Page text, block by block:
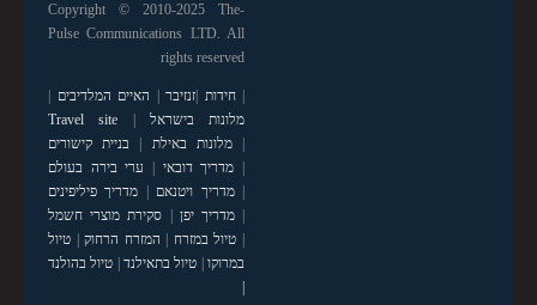
Copyright © 2010-2025 The-
Pulse Communications LTD. All
rights reserved
|חידות זנזיבר האיים המלדיבים
מלונות בישראל
Travel site
|מלונות באילת
בניית קישורים
מדריך דובאי
ערי בירה בעולם
|מדריך ויטנאם
מדריך פיליפינים
|מדריך יפן
סקירת מוצרי חשמל
טיול במזרח המזרח הרחוק| טיול
במרוקו| טיול בתאילנד| טיול בהולנד